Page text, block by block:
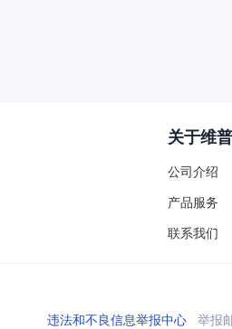
关于维普
公司介绍
产品服务
联系我们
违法和不良信息举报中心举报